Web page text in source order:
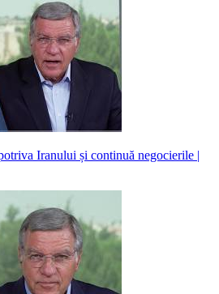
Iranului și continuă negocierile |